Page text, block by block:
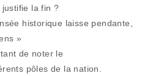
la fin ?
historique laisse pendante,
»
de noter le
pôles de la nation.